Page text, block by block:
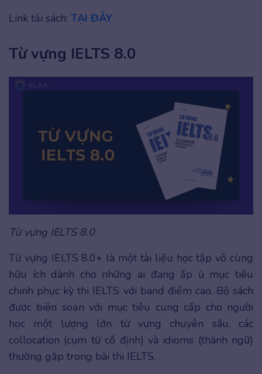
Link tải sách: TẠI ĐÂY
Từ vựng IELTS 8.0
Từ vựng IELTS 8.0
Từ vựng IELTS 8.0+ là một tài liệu học tập vô cùng
hữu ích dành cho những ai đang ấp ủ mục tiêu
chinh phục kỳ thi IELTS với band điểm cao. Bộ sách
được biên soạn với mục tiêu cung cấp cho người
học một lượng lớn từ vựng chuyên sâu, các
collocation (cụm từ cố định) và idioms (thành ngữ)
thường gặp trong bài thi IELTS.